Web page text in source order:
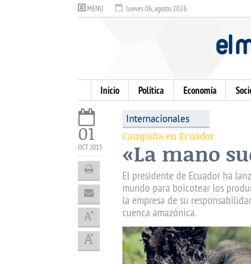
MENU Jueves 06, agosto 2026
Inicio Política Economía
01
OCT 2013
Internacionales
Campaña en Ecuador
«La mano
El presidente de Ecuador ha
mundo para boicotear los
la empresa de su
cuenca amazónica.